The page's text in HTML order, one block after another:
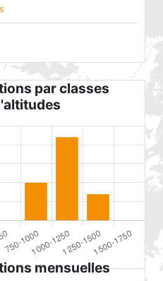
par classes
mensuelles